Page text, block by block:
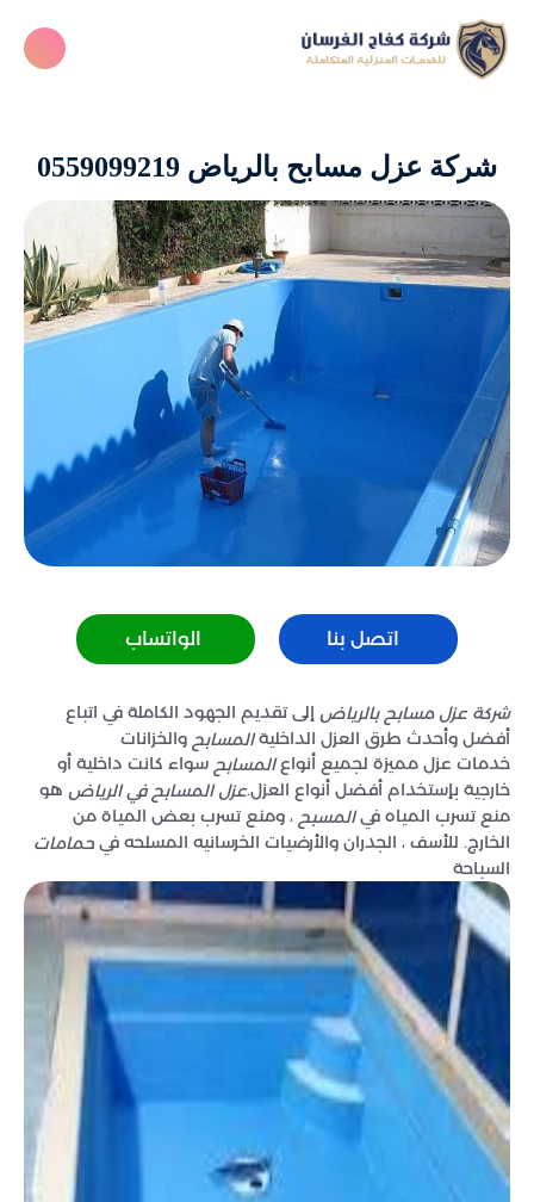
شركة عزل مسابح بالرياض 0559099219
اتصل بنا الواتساب
شركة عزل مسابح بالرياض إلى تقديم الجهود الكاملة في اتباع
أفضل وأحدث طرق العزل الداخليةالمسابح والخزانات
خدمات عزل مميزة لجميع أنواعالمسابح سواء كانت داخلية أو
خارجية بإستخدام أفضل أنواع العزل.عزل المسابح في الرياض هو
منع تسرب المياه فيالمسبح ، ومنع تسرب بعض المياة من
الخارج. للأسف ، الجدران والأرضيات الخرسانيه المسلحه فيحمامات
السباحة